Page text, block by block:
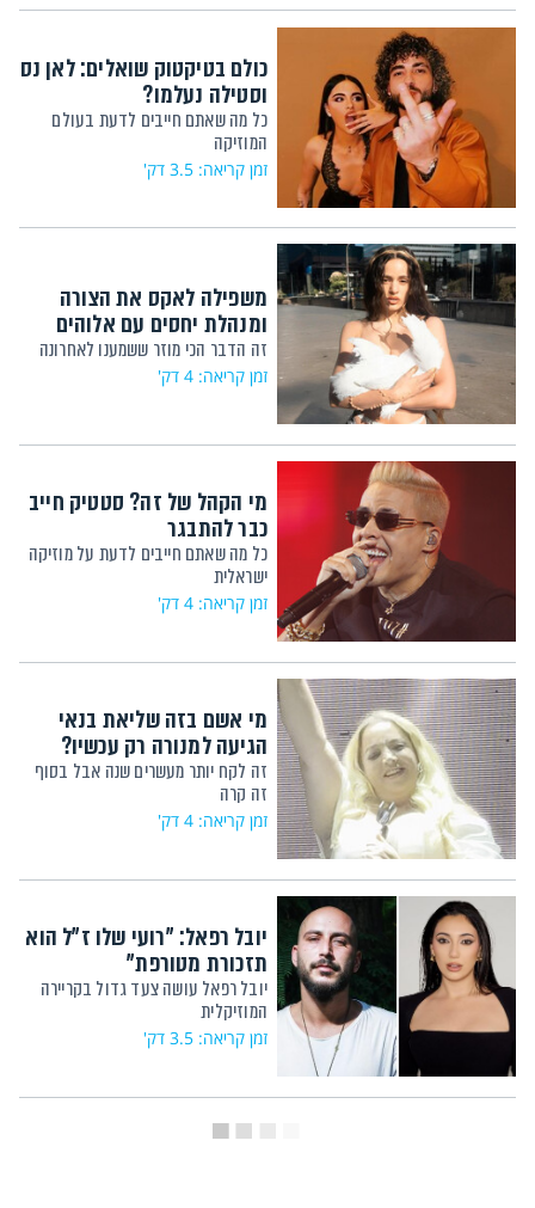
כולם בטיקטוק שואלים: לאן נס
וסטילה נעלמו?
כל מה שאתם חייבים לדעת בעולם
המוזיקה
זמן קריאה: 3.5 דק'
משפילה לאקס את הצורה
ומנהלת יחסים עם אלוהים
זה הדבר הכי מוזר ששמענו לאחרונה
זמן קריאה: 4 דק'
מי הקהל של זה? סטטיק חייב
כבר להתבגר
כל מה שאתם חייבים לדעת על מוזיקה
ישראלית
זמן קריאה: 4 דק'
מי אשם בזה שליאת בנאי
הגיעה למנורה רק עכשיו?
זה לקח יותר מעשרים שנה אבל בסוף
זה קרה
זמן קריאה: 4 דק'
יובל רפאל: "רועי שלו ז"ל הוא
תזכורת מטורפת"
יובל רפאל עושה צעד גדול בקריירה
המוזיקלית
זמן קריאה: 3.5 דק'